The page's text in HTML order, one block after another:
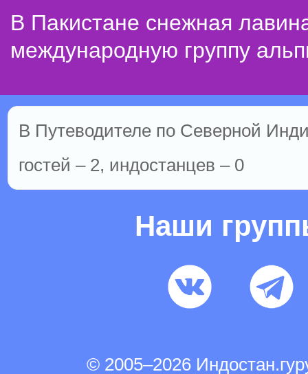
В Пакистане снежная
международную группу
В Путеводителе по Северной
гостей – 2, индостанцев – 0
Наши
© 2005–2026